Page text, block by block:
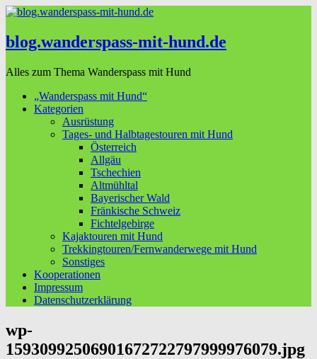
blog.wanderspass-mit-hund.de
Alles zum Thema Wanderspass mit Hund
„Wanderspass mit Hund“
Kategorien
Ausrüstung
Tages- und Halbtagestouren mit Hund
Österreich
Allgäu
Tschechien
Altmühltal
Bayerischer Wald
Fränkische Schweiz
Fichtelgebirge
Kajaktouren mit Hund
Trekkingtouren/Fernwanderwege mit Hund
Sonstiges
Kooperationen
Impressum
Datenschutzerklärung
wp-
15930992506901672722797999976079.jpg